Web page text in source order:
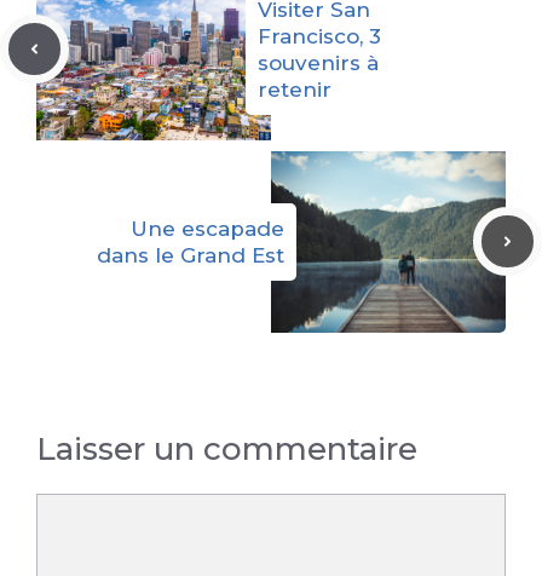
Visiter San
Francisco, 3
souvenirs à
retenir
Une escapade
dans le Grand Est
Laisser un commentaire